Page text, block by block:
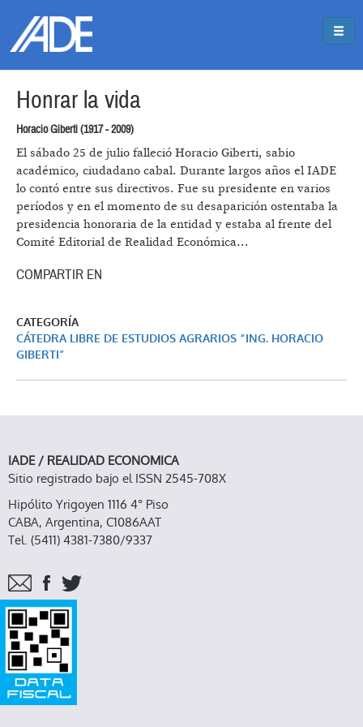
Honrar la vida
Horacio Giberti (1917 - 2009)
El sábado 25 de julio falleció Horacio Giberti, sabio
académico, ciudadano cabal. Durante largos años el IADE
lo contó entre sus directivos. Fue su presidente en varios
períodos y en el momento de su desaparición ostentaba la
presidencia honoraria de la entidad y estaba al frente del
Comité Editorial de Realidad Económica...
COMPARTIR EN
CATEGORÍA
CÁTEDRA LIBRE DE ESTUDIOS AGRARIOS “ING. HORACIO
GIBERTI”
IADE / REALIDAD ECONOMICA
Sitio registrado bajo el ISSN 2545-708X
Hipólito Yrigoyen 1116 4° Piso
CABA, Argentina, C1086AAT
Tel. (5411) 4381-7380/9337